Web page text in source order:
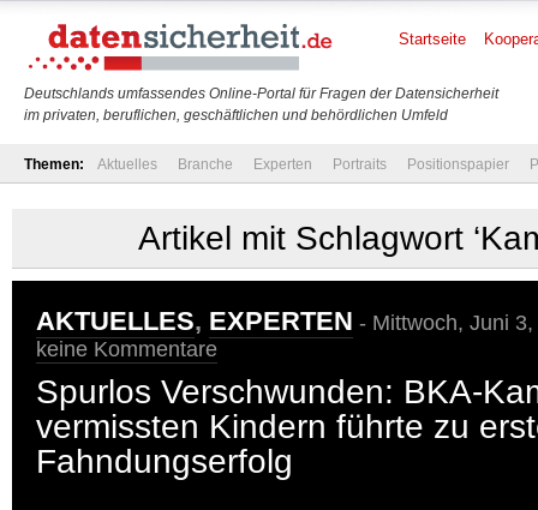
Deutschlands umfassendes Online-Portal für Fragen der Datensicherheit
im privaten, beruflichen, geschäftlichen und behördlichen Umfeld
Startseite
Themen: Aktuelles Branche Experten Portraits Positionspapier
Artikel mit Schlagwort
AKTUELLES, EXPERTEN - Mittwoch, Juni
keine Kommentare
Spurlos Verschwunden: BKA-
vermissten Kindern führte zu
Fahndungserfolg